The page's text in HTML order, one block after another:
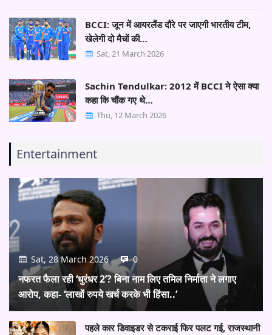
BCCI: जून में आयरलैंड दौरे पर जाएगी भारतीय टीम,
खेलेगी दो मैचों की…
Sat, 21 March 2026
Sachin Tendulkar: 2012 में BCCI ने ऐसा क्या
कहा कि चौंक गए थे…
Thu, 12 March 2026
Entertainment
Sat, 28 March 2026 0
नफरत फैला रही ‘धुरंधर 2’? बिना नाम लिए तमिल निर्माता ने लगाए
आरोप, कहा- ‘लाखों रुपये खर्च करके भी हिंसा..’
पहले कार डिवाइडर से टकराई फिर पलट गई, राजस्थानी